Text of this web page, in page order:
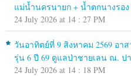
แม่น้ำนครนายก + น้ำตกนางรอ
24 July 2026 at 14 : 27 PM
วันอาทิตย์ที่ 9 สิงหาคม 2569 อา
รุ่น 6 ปี 69 ดูแลป่าชายเลน ณ. ป
24 July 2026 at 14 : 18 PM